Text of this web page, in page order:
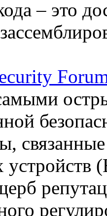
– это
устройств